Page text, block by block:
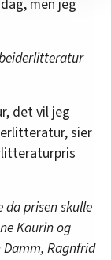
angitt i
men jeg
det vil jeg
sier
prisen skulle
Kaurin og
Ragnfrid